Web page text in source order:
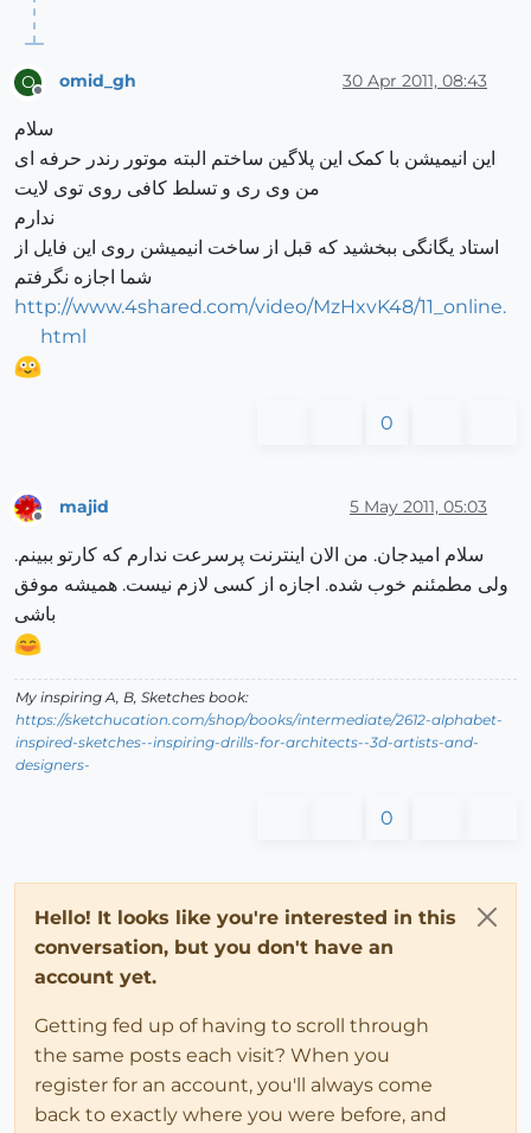
O omid_gh 30 Apr 2011, 08:43
سلام
این انیمیشن با کمک این پلاگین ساختم البته موتور رندر حرفه ای
من وی ری و تسلط کافی روی توی لایت
ندارم
استاد یگانگی ببخشید که قبل از ساخت انیمیشن روی این فایل از
شما اجازه نگرفتم
http://www.4shared.com/video/MzHxvK48/11_online.
html
0
majid 5 May 2011, 05:03
سلام امیدجان. من الان اینترنت پرسرعت ندارم که کارتو ببینم.
ولی مطمئنم خوب شده. اجازه از کسی لازم نیست. همیشه موفق
باشی
My inspiring A, B, Sketches book:
https://sketchucation.com/shop/books/intermediate/2612-alphabet-
inspired-sketches--inspiring-drills-for-architects--3d-artists-and-
designers-
0
Hello! It looks like you're interested in this
conversation, but you don't have an
account yet.
Getting fed up of having to scroll through
the same posts each visit? When you
register for an account, you'll always come
back to exactly where you were before, and